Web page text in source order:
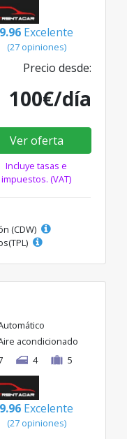
9.96 Excelente
(27 opiniones)
Precio desde:
100€/día
Ver oferta
Incluye tasas e
impuestos. (VAT)
(CDW)
acondicionado
4 5
9.96 Excelente
(27 opiniones)